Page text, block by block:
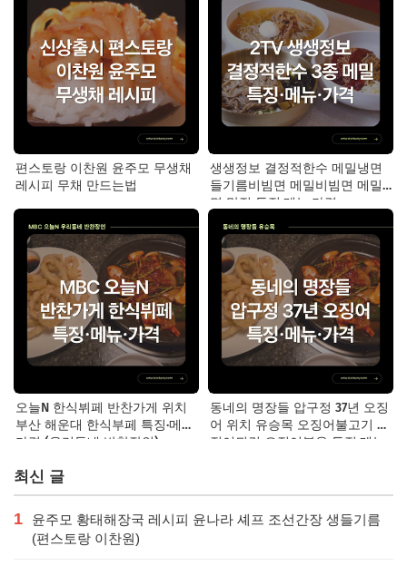
편스토랑 이찬원 윤주모 무생채
레시피 무채 만드는법
생생정보 결정적한수 메밀냉면
들기름비빔면 메밀비빔면 메밀
면 맛집 특징·메뉴·가격
오늘N 한식뷔페 반찬가게 위치
부산 해운대 한식부페 특징·메뉴·
가격 (우리동네 반찬장인)
동네의 명장들 압구정 37년 오징
어 위치 유승목 오징어불고기 오
징어튀김 오징어볶음 특징·메뉴·
최신 글
1
윤주모 황태해장국 레시피 윤나라 셰프 조선간장 생들기름
(편스토랑 이찬원)